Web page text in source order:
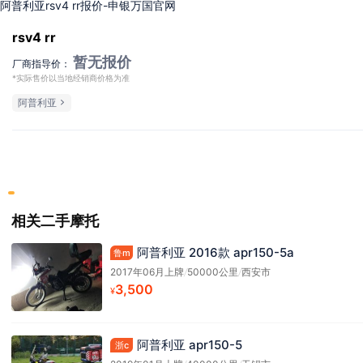
阿普利亚rsv4 rr报价-申银万国官网
rsv4 rr
厂商指导价： 暂无报价
*实际售价以当地经销商价格为准
阿普利亚
相关二手摩托
鲁m 阿普利亚 2016款 apr150-5a
2017年06月上牌/50000公里 /西安市
¥3,500
浙c 阿普利亚 apr150-5